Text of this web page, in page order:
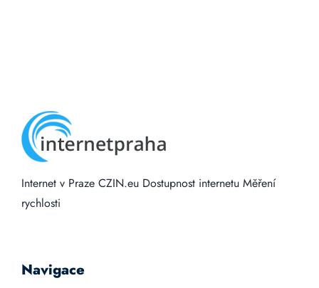
Internet v Praze CZIN.eu Dostupnost internetu Měření
rychlosti
Navigace